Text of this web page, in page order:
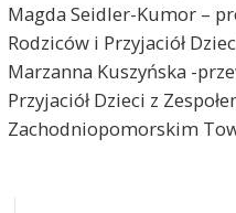
Magda Seidler-Kumor –
Rodziców i Przyjaciół
Marzanna Kuszyńska -
Przyjaciół Dzieci z
Zachodniopomorskim